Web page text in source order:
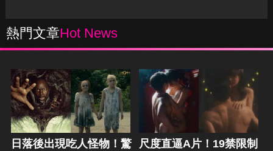
熱門文章Hot News
日落後出現吃人怪物！驚
尺度直逼A片！19禁限制